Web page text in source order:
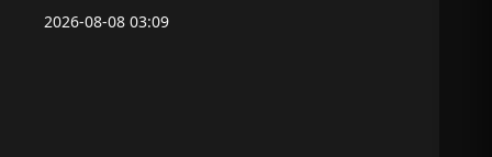
2026-08-08 03:09